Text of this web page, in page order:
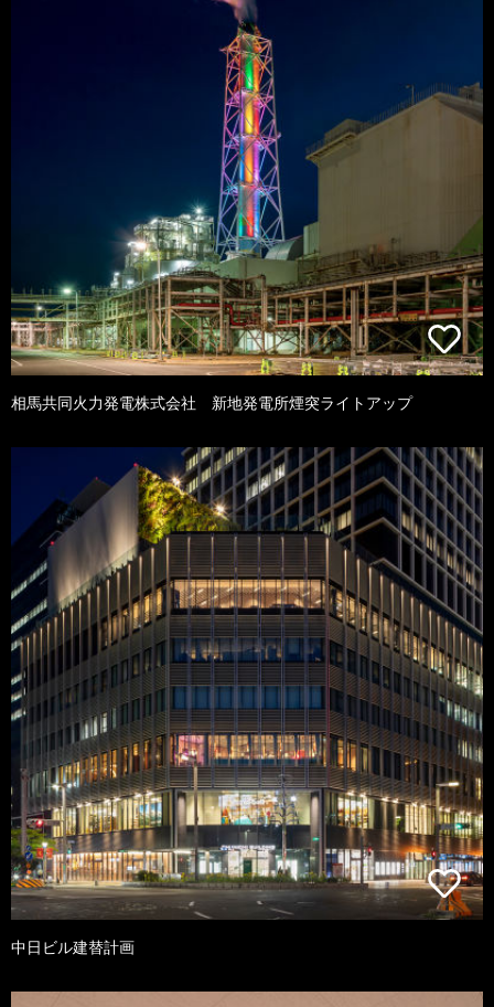
相馬共同火力発電株式会社 新地発電所煙突ライトアップ
中日ビル建替計画